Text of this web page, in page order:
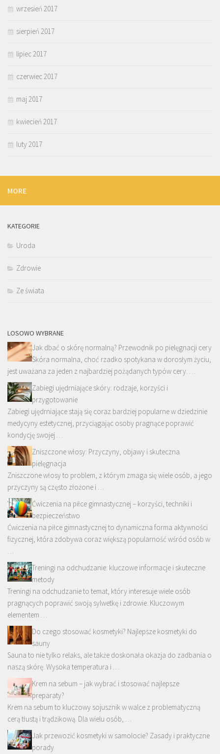
wrzesień 2017
sierpień 2017
lipiec 2017
czerwiec 2017
maj 2017
kwiecień 2017
luty 2017
MORE
KATEGORIE
Uroda
Zdrowie
Ze świata
LOSOWO WYBRANE
Jak dbać o skórę normalną? Przewodnik po pielęgnacji cery
Skóra normalna, choć rzadko spotykana w dorosłym życiu,
jest uważana za jeden z najbardziej pożądanych typów cery. …
Zabiegi ujędrniające skóry: rodzaje, korzyści i
przygotowanie
Zabiegi ujędrniające stają się coraz bardziej popularne w dziedzinie
medycyny estetycznej, przyciągając osoby pragnące poprawić
kondycję swojej …
Zniszczone włosy: Przyczyny, objawy i skuteczna
pielęgnacja
Zniszczone włosy to problem, z którym zmaga się wiele osób, a jego
przyczyny są często złożone i …
Ćwiczenia na piłce gimnastycznej – korzyści, techniki i
bezpieczeństwo
Ćwiczenia na piłce gimnastycznej to dynamiczna forma aktywności
fizycznej, która zdobywa coraz większą popularność wśród osób w
…
Treningi na odchudzanie: kluczowe informacje i skuteczne
metody
Treningi na odchudzanie to temat, który interesuje wiele osób
pragnących poprawić swoją sylwetkę i zdrowie. Kluczowym
elementem …
Do czego stosować kosmetyki? Najlepsze kosmetyki do
sauny
Sauna to nie tylko relaks, ale także doskonała okazja do zadbania o
naszą skórę. Wysoka temperatura i …
Krem na sebum – jak wybrać i stosować najlepsze
preparaty?
Krem na sebum to kluczowy sojusznik w walce z problematyczną
cerą tłustą i trądzikową. Dla wielu osób, …
Jak przewozić kosmetyki w samolocie? Zasady i praktyczne
porady